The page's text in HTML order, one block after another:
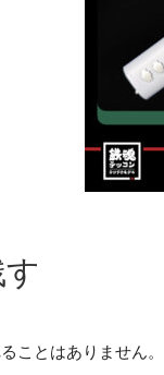
ことはありません。